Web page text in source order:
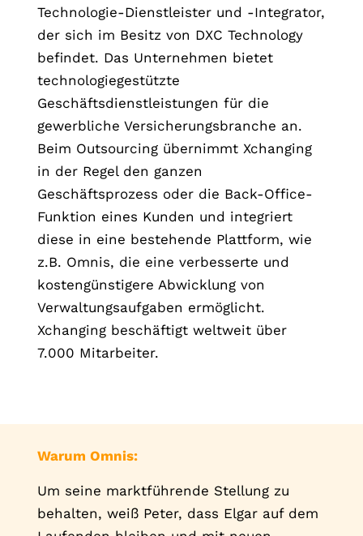
Technologie-Dienstleister und -Integrator,
der sich im Besitz von DXC Technology
befindet. Das Unternehmen bietet
technologiegestützte
Geschäftsdienstleistungen für die
gewerbliche Versicherungsbranche an.
Beim Outsourcing übernimmt Xchanging
in der Regel den ganzen
Geschäftsprozess oder die Back-Office-
Funktion eines Kunden und integriert
diese in eine bestehende Plattform, wie
z.B. Omnis, die eine verbesserte und
kostengünstigere Abwicklung von
Verwaltungsaufgaben ermöglicht.
Xchanging beschäftigt weltweit über
7.000 Mitarbeiter.
Warum Omnis:
Um seine marktführende Stellung zu
behalten, weiß Peter, dass Elgar auf dem